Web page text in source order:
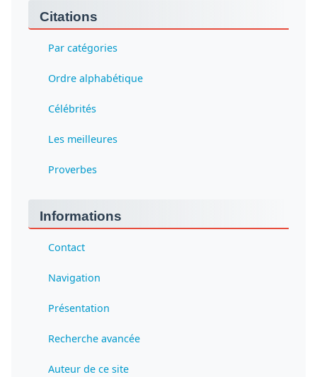
Citations
Par catégories
Ordre alphabétique
Célébrités
Les meilleures
Proverbes
Informations
Contact
Navigation
Présentation
Recherche avancée
Auteur de ce site